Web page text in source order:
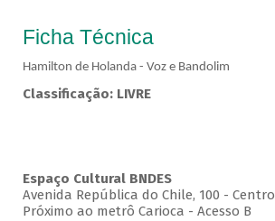
Ficha Técnica
Hamilton de Holanda - Voz e Bandolim
Classificação: LIVRE
Espaço Cultural BNDES
Avenida República do Chile, 100 - Centro
Próximo ao metrô Carioca - Acesso B